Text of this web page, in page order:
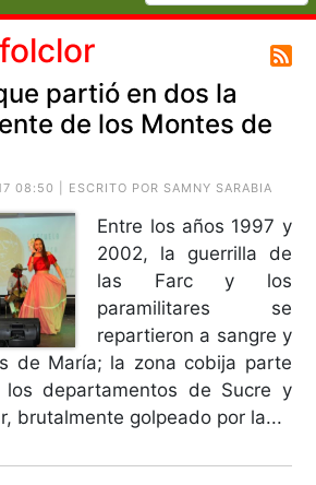
partió en dos la
de los Montes de
08:50 | ESCRITO POR SAMNY SARABIA
Entre los años 1997 y
2002, la guerrilla de
las Farc y los
paramilitares se
repartieron a sangre y
de María; la zona cobija parte
departamentos de Sucre y
brutalmente golpeado por la...